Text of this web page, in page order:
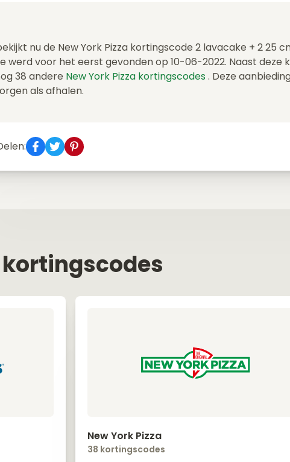
nu de New York Pizza kortingscode 2 lavacake + 2 25
werd voor het eerst gevonden op 10-06-2022. Naast deze
38 andere New York Pizza kortingscodes . Deze
als afhalen.
New York Pizza
38 kortingscodes